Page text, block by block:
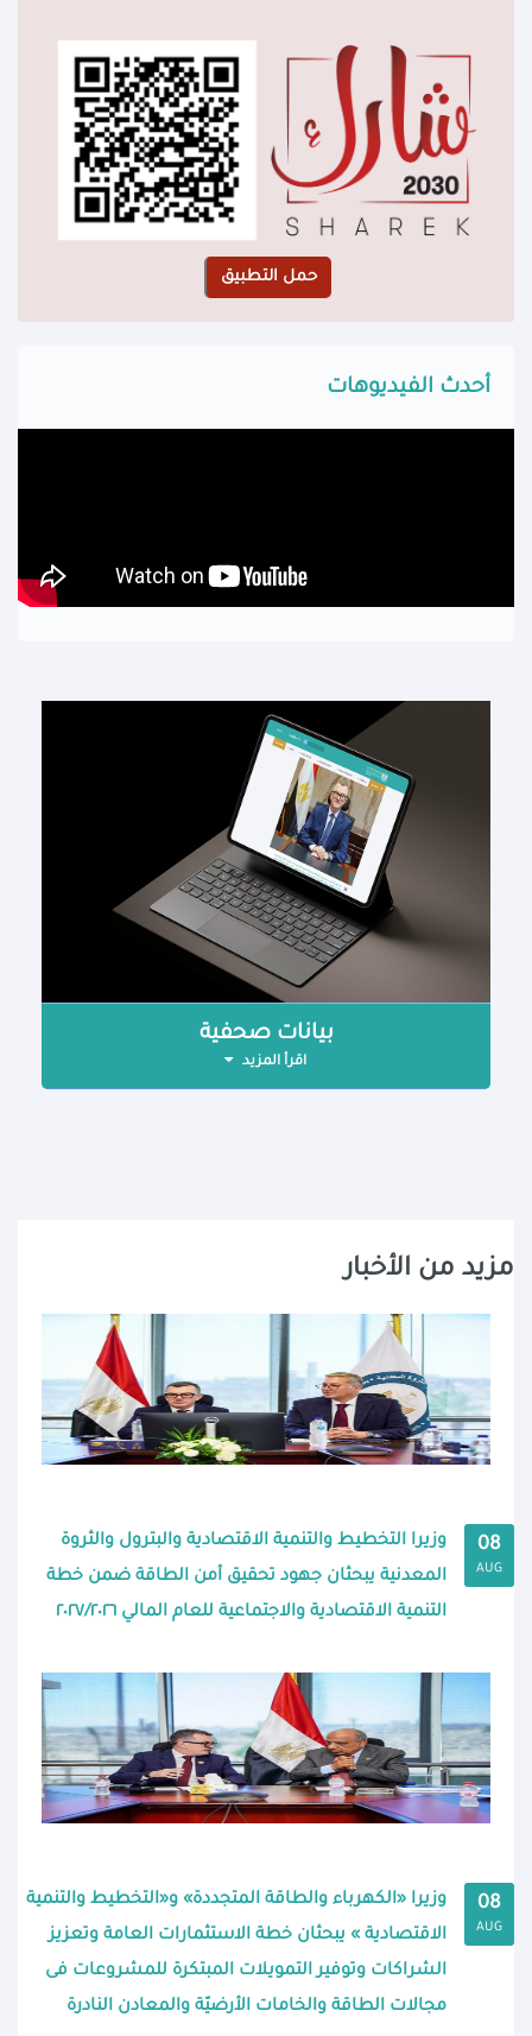
أحدث الفيديوهات
بيانات صحفية
اقرأ المزيد
مزيد من الأخبار
08
AUG
وزيرا التخطيط والتنمية الاقتصادية والبترول والثروة
المعدنية يبحثان جهود تحقيق أمن الطاقة ضمن خطة
التنمية الاقتصادية والاجتماعية للعام المالي ٢٠٢٧/٢٠٢٦
08
AUG
وزيرا «الكهرباء والطاقة المتجددة» و«التخطيط والتنمية
الاقتصادية » يبحثان خطة الاستثمارات العامة وتعزيز
الشراكات وتوفير التمويلات المبتكرة للمشروعات فى
مجالات الطاقة والخامات الأرضيّة والمعادن النادرة